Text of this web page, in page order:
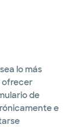
lo más
ofrecer
de
e